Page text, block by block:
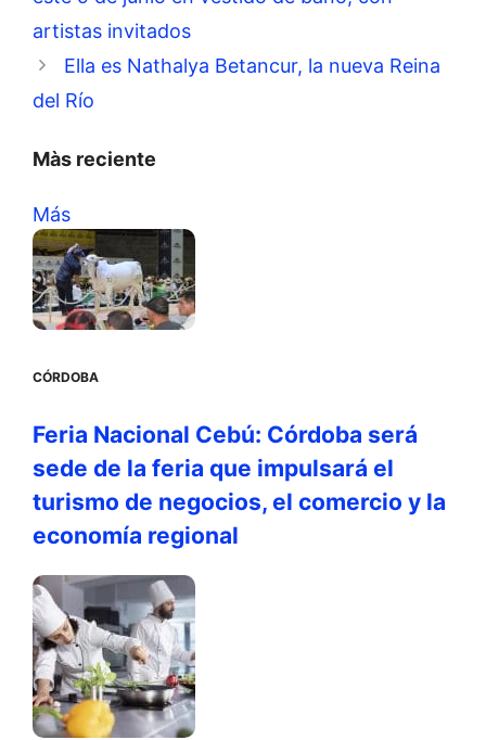
artistas invitados
Ella es Nathalya Betancur, la nueva Reina
del Río
Màs reciente
Más
CÓRDOBA
Feria Nacional Cebú: Córdoba será
sede de la feria que impulsará el
turismo de negocios, el comercio y la
economía regional